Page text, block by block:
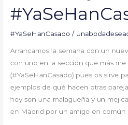
#YaSeHanCasado /
Arrancamos la semana con un
con uno en la sección que más
(#YaSeHanCasado) pues os sirve
ejemplos de qué hacen otras
hoy son una malagueña y un
en Madrid por un amigo en común